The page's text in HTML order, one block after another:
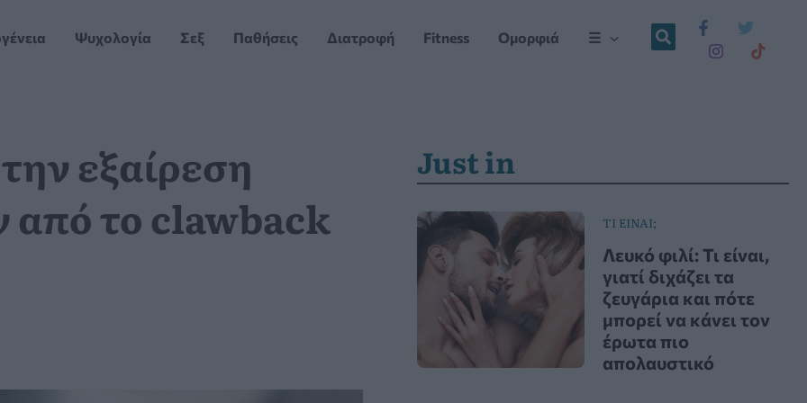
Ψυχολογία Σεξ Παθήσεις Διατροφή Fitness Ομορφιά ☰
εξαίρεση
το clawback
Just in
ΤΙ ΕΙΝΑΙ;
Λευκό φιλί: Τι είναι,
γιατί διχάζει τα
ζευγάρια και πότε
μπορεί να κάνει τον
έρωτα πιο
απολαυστικό